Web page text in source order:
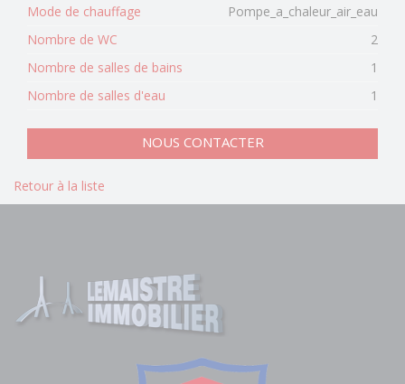
Mode de chauffage
Pompe_a_chaleur_air_eau
Nombre de WC
2
Nombre de salles de bains
1
Nombre de salles d'eau
1
NOUS CONTACTER
Retour à la liste